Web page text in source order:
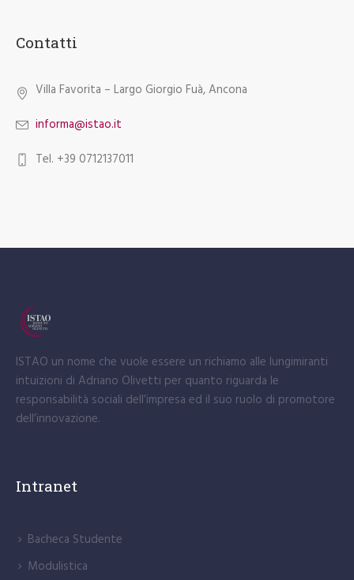
Contatti
Villa Favorita – Largo Giorgio Fuà, Ancona
informa@istao.it
Tel. +39 0712137011
ISTAO un nome che vuole essere un richiamo alle lungimiranti
intuizioni di Adriano Olivetti per quanto riguarda le
responsabilità sociali dell’impresa ed il suo ruolo di promotore
dell’innovazione.
Intranet
Bacheca Studente
Modulistica